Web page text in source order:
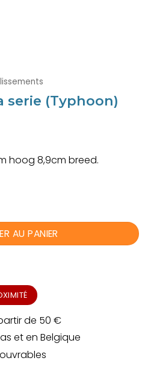
serie (Typhoon)
hoog 8,9cm breed.
serie (Typhoon)
AU PANIER
de 50 €
et en Belgique